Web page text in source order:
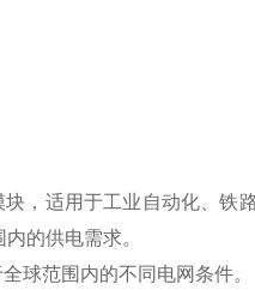
块，适用于工业自动化、铁
的供电需求。
球范围内的不同电网条件。